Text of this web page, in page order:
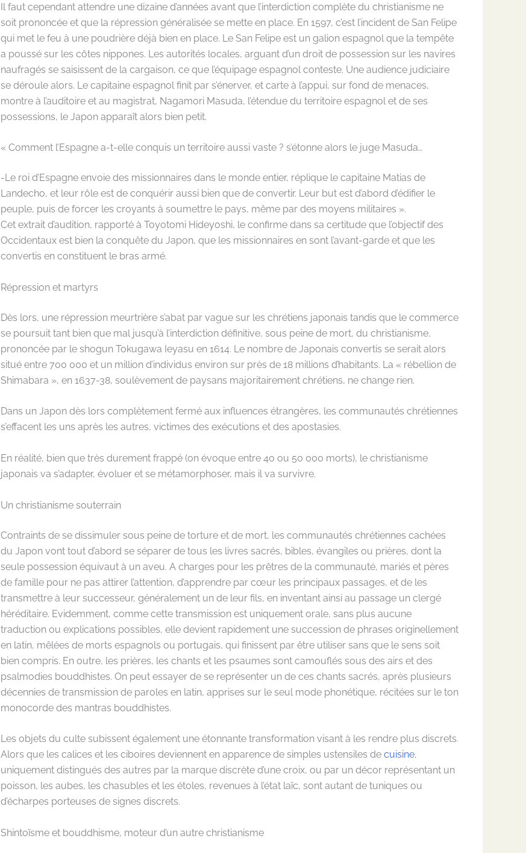
Il faut cependant attendre une dizaine d’années avant que l’interdiction complète du christianisme ne
soit prononcée et que la répression généralisée se mette en place. En 1597, c’est l’incident de San Felipe
qui met le feu à une poudrière déjà bien en place. Le San Felipe est un galion espagnol que la tempête
a poussé sur les côtes nippones. Les autorités locales, arguant d’un droit de possession sur les navires
naufragés se saisissent de la cargaison, ce que l’équipage espagnol conteste. Une audience judiciaire
se déroule alors. Le capitaine espagnol finit par s’énerver, et carte à l’appui, sur fond de menaces,
montre à l’auditoire et au magistrat, Nagamori Masuda, l’étendue du territoire espagnol et de ses
possessions, le Japon apparaît alors bien petit.
« Comment l’Espagne a-t-elle conquis un territoire aussi vaste ? s’étonne alors le juge Masuda…
-Le roi d’Espagne envoie des missionnaires dans le monde entier, réplique le capitaine Matias de
Landecho, et leur rôle est de conquérir aussi bien que de convertir. Leur but est d’abord d’édifier le
peuple, puis de forcer les croyants à soumettre le pays, même par des moyens militaires ».
Cet extrait d’audition, rapporté à Toyotomi Hideyoshi, le confirme dans sa certitude que l’objectif des
Occidentaux est bien la conquête du Japon, que les missionnaires en sont l’avant-garde et que les
convertis en constituent le bras armé.
Répression et martyrs
Dès lors, une répression meurtrière s’abat par vague sur les chrétiens japonais tandis que le commerce
se poursuit tant bien que mal jusqu’à l’interdiction définitive, sous peine de mort, du christianisme,
prononcée par le shogun Tokugawa Ieyasu en 1614. Le nombre de Japonais convertis se serait alors
situé entre 700 000 et un million d’individus environ sur près de 18 millions d’habitants. La « rébellion de
Shimabara », en 1637-38, soulèvement de paysans majoritairement chrétiens, ne change rien.
Dans un Japon dès lors complètement fermé aux influences étrangères, les communautés chrétiennes
s’effacent les uns après les autres, victimes des exécutions et des apostasies.
En réalité, bien que très durement frappé (on évoque entre 40 ou 50 000 morts), le christianisme
japonais va s’adapter, évoluer et se métamorphoser, mais il va survivre.
Un christianisme souterrain
Contraints de se dissimuler sous peine de torture et de mort, les communautés chrétiennes cachées
du Japon vont tout d’abord se séparer de tous les livres sacrés, bibles, évangiles ou prières, dont la
seule possession équivaut à un aveu. A charges pour les prêtres de la communauté, mariés et pères
de famille pour ne pas attirer l’attention, d’apprendre par cœur les principaux passages, et de les
transmettre à leur successeur, généralement un de leur fils, en inventant ainsi au passage un clergé
héréditaire. Evidemment, comme cette transmission est uniquement orale, sans plus aucune
traduction ou explications possibles, elle devient rapidement une succession de phrases originellement
en latin, mêlées de morts espagnols ou portugais, qui finissent par être utiliser sans que le sens soit
bien compris. En outre, les prières, les chants et les psaumes sont camouflés sous des airs et des
psalmodies bouddhistes. On peut essayer de se représenter un de ces chants sacrés, après plusieurs
décennies de transmission de paroles en latin, apprises sur le seul mode phonétique, récitées sur le ton
monocorde des mantras bouddhistes.
Les objets du culte subissent également une étonnante transformation visant à les rendre plus discrets.
Alors que les calices et les ciboires deviennent en apparence de simples ustensiles de cuisine,
uniquement distingués des autres par la marque discrète d’une croix, ou par un décor représentant un
poisson, les aubes, les chasubles et les étoles, revenues à l’état laïc, sont autant de tuniques ou
d’écharpes porteuses de signes discrets.
Shintoïsme et bouddhisme, moteur d’un autre christianisme